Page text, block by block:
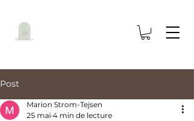
Post
Marion Strom-Tejsen
25 mai 4 min de lecture